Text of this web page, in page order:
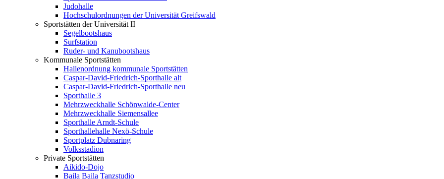
Judohalle
Hochschulordnungen der Universität Greifswald
Sportstätten der Universität II
Segelbootshaus
Surfstation
Ruder- und Kanubootshaus
Kommunale Sportstätten
Hallenordnung kommunale Sportstätten
Caspar-David-Friedrich-Sporthalle alt
Caspar-David-Friedrich-Sporthalle neu
Sporthalle 3
Mehrzweckhalle Schönwalde-Center
Mehrzweckhalle Siemensallee
Sporthalle Arndt-Schule
Sporthallehalle Nexö-Schule
Sportplatz Dubnaring
Volksstadion
Private Sportstätten
Aikido-Dojo
Baila Baila Tanzstudio